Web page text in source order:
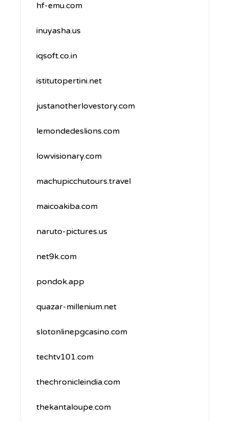
hf-emu.com
inuyasha.us
iqsoft.co.in
istitutopertini.net
justanotherlovestory.com
lemondedeslions.com
lowvisionary.com
machupicchutours.travel
maicoakiba.com
naruto-pictures.us
net9k.com
pondok.app
quazar-millenium.net
slotonlinepgcasino.com
techtv101.com
thechronicleindia.com
thekantaloupe.com